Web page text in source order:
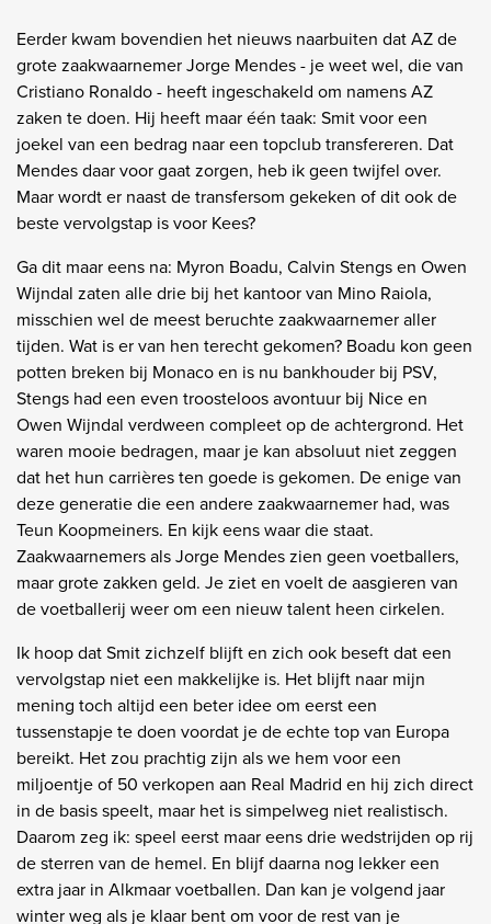
Eerder kwam bovendien het nieuws naarbuiten dat AZ de
grote zaakwaarnemer Jorge Mendes - je weet wel, die van
Cristiano Ronaldo - heeft ingeschakeld om namens AZ
zaken te doen. Hij heeft maar één taak: Smit voor een
joekel van een bedrag naar een topclub transfereren. Dat
Mendes daar voor gaat zorgen, heb ik geen twijfel over.
Maar wordt er naast de transfersom gekeken of dit ook de
beste vervolgstap is voor Kees?
Ga dit maar eens na: Myron Boadu, Calvin Stengs en Owen
Wijndal zaten alle drie bij het kantoor van Mino Raiola,
misschien wel de meest beruchte zaakwaarnemer aller
tijden. Wat is er van hen terecht gekomen? Boadu kon geen
potten breken bij Monaco en is nu bankhouder bij PSV,
Stengs had een even troosteloos avontuur bij Nice en
Owen Wijndal verdween compleet op de achtergrond. Het
waren mooie bedragen, maar je kan absoluut niet zeggen
dat het hun carrières ten goede is gekomen. De enige van
deze generatie die een andere zaakwaarnemer had, was
Teun Koopmeiners. En kijk eens waar die staat.
Zaakwaarnemers als Jorge Mendes zien geen voetballers,
maar grote zakken geld. Je ziet en voelt de aasgieren van
de voetballerij weer om een nieuw talent heen cirkelen.
Ik hoop dat Smit zichzelf blijft en zich ook beseft dat een
vervolgstap niet een makkelijke is. Het blijft naar mijn
mening toch altijd een beter idee om eerst een
tussenstapje te doen voordat je de echte top van Europa
bereikt. Het zou prachtig zijn als we hem voor een
miljoentje of 50 verkopen aan Real Madrid en hij zich direct
in de basis speelt, maar het is simpelweg niet realistisch.
Daarom zeg ik: speel eerst maar eens drie wedstrijden op rij
de sterren van de hemel. En blijf daarna nog lekker een
extra jaar in Alkmaar voetballen. Dan kan je volgend jaar
winter weg als je klaar bent om voor de rest van je